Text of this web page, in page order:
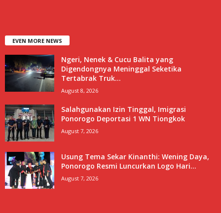
EVEN MORE NEWS
Ngeri, Nenek & Cucu Balita yang
Digendongnya Meninggal Seketika
Tertabrak Truk...
August 8, 2026
Salahgunakan Izin Tinggal, Imigrasi
Ponorogo Deportasi 1 WN Tiongkok
August 7, 2026
Usung Tema Sekar Kinanthi: Wening Daya,
Ponorogo Resmi Luncurkan Logo Hari...
August 7, 2026